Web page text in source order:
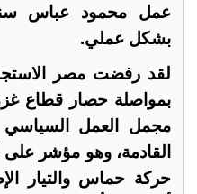
عمل محمود عباس
بشكل عملي.
لقد رفضت مصر
بمواصلة حصار قطاع
مجمل العمل السياسي
القادمة، وهو مؤشر
حركة حماس والتيار